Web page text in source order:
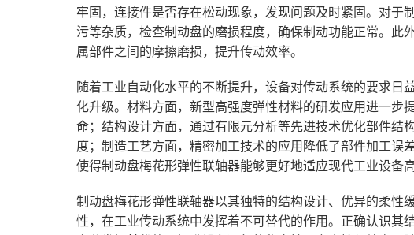
牢固，连接件是否存在松动现象，发现问题及时紧固。对于
污等杂质，检查制动盘的磨损程度，确保制动功能正常。此
属部件之间的摩擦磨损，提升传动效率。
随着工业自动化水平的不断提升，设备对传动系统的要求日
化升级。材料方面，新型高强度弹性材料的研发应用进一步
命；结构设计方面，通过有限元分析等先进技术优化部件结
度；制造工艺方面，精密加工技术的应用降低了部件加工误
使得制动盘梅花形弹性联轴器能够更好地适应现代工业设备
制动盘梅花形弹性联轴器以其独特的结构设计、优异的柔性
性，在工业传动系统中发挥着不可替代的作用。正确认识其